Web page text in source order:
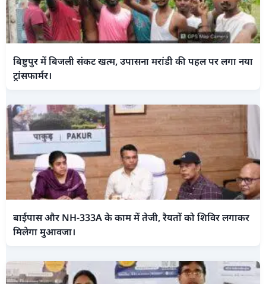
बिष्टुपुर में बिजली संकट खत्म, उपासना मरांडी की पहल पर लगा नया
ट्रांसफार्मर।
बाईपास और NH-333A के काम में तेजी, रैयतों को शिविर लगाकर
मिलेगा मुआवजा।